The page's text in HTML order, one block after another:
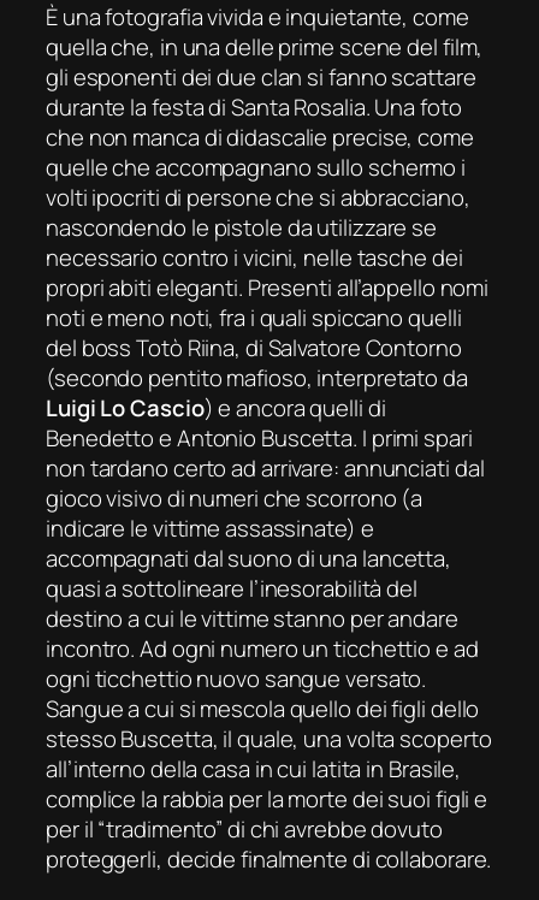
È una fotografia vivida e inquietante, come
quella che, in una delle prime scene del film,
gli esponenti dei due clan si fanno scattare
durante la festa di Santa Rosalia. Una foto
che non manca di didascalie precise, come
quelle che accompagnano sullo schermo i
volti ipocriti di persone che si abbracciano,
nascondendo le pistole da utilizzare se
necessario contro i vicini, nelle tasche dei
propri abiti eleganti. Presenti all’appello nomi
noti e meno noti, fra i quali spiccano quelli
del boss Totò Riina, di Salvatore Contorno
(secondo pentito mafioso, interpretato da
Luigi Lo Cascio) e ancora quelli di
Benedetto e Antonio Buscetta. I primi spari
non tardano certo ad arrivare: annunciati dal
gioco visivo di numeri che scorrono (a
indicare le vittime assassinate) e
accompagnati dal suono di una lancetta,
quasi a sottolineare l’inesorabilità del
destino a cui le vittime stanno per andare
incontro. Ad ogni numero un ticchettio e ad
ogni ticchettio nuovo sangue versato.
Sangue a cui si mescola quello dei figli dello
stesso Buscetta, il quale, una volta scoperto
all’interno della casa in cui latita in Brasile,
complice la rabbia per la morte dei suoi figli e
per il “tradimento” di chi avrebbe dovuto
proteggerli, decide finalmente di collaborare.